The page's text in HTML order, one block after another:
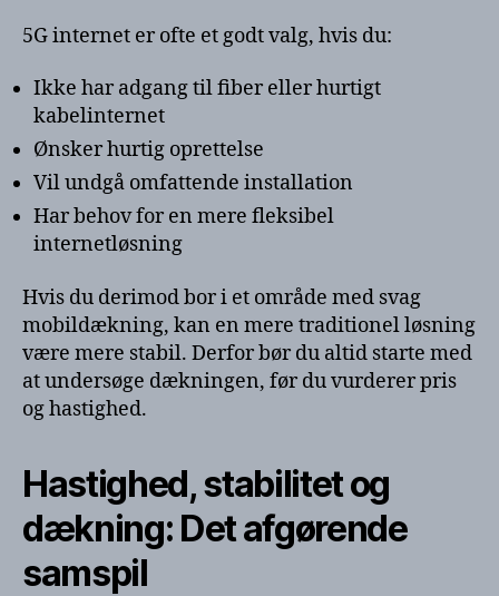
5G internet er ofte et godt valg, hvis du:
Ikke har adgang til fiber eller hurtigt
kabelinternet
Ønsker hurtig oprettelse
Vil undgå omfattende installation
Har behov for en mere fleksibel
internetløsning
Hvis du derimod bor i et område med svag
mobildækning, kan en mere traditionel løsning
være mere stabil. Derfor bør du altid starte med
at undersøge dækningen, før du vurderer pris
og hastighed.
Hastighed, stabilitet og
dækning: Det afgørende
samspil